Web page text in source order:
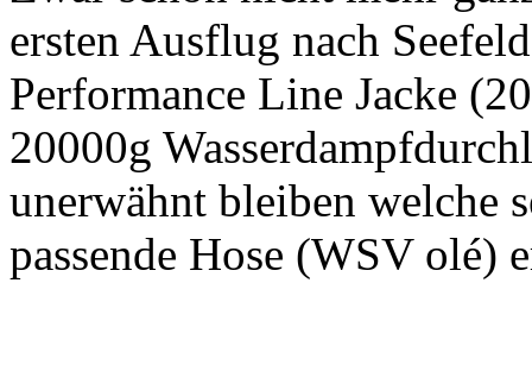
ersten Ausflug nach
Performance Line Jacke
20000g
unerwähnt bleiben welche
passende Hose (WSV olé)